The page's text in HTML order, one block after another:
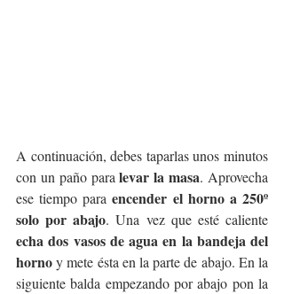
A continuación, debes taparlas unos minutos
con un paño para levar la masa. Aprovecha
ese tiempo para encender el horno a 250º
solo por abajo
echa dos vasos de agua en la bandeja del
horno y mete ésta en la parte de abajo. En la
siguiente balda empezando por abajo pon la